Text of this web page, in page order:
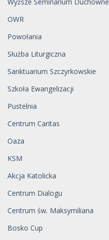
OWR
Powołania
Służba Liturgiczna
Sanktuarium Szczyrkowskie
Szkoła Ewangelizacji
Pustelnia
Centrum Caritas
Oaza
KSM
Akcja Katolicka
Centrum Dialogu
Centrum św. Maksymiliana
Bosko Cup